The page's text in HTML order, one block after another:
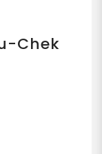
Chek